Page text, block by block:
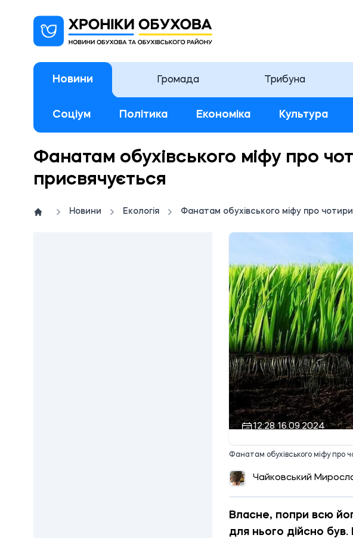
Новини Громада Трибуна
Соціум Політика Економіка Культура
Фанатам обухівського міфу про
присвячується
Новини Екологія Фанатам обухівського міфу про
12:28 16.09.2024
Фанатам обухівського міфу про
Чайковський
Власне, попри всю
для нього дійсно був.